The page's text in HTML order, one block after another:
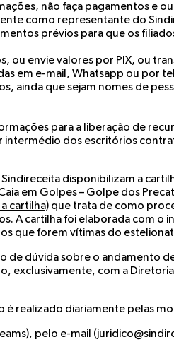
não faça pagamentos e
como representante do
prévios para que os
ou envie valores por PIX, ou
em e-mail, Whatsapp ou por
ainda que sejam nomes de
para a liberação de
dos escritórios
Sindireceita disponibilizam a
em Golpes – Golpe dos
cartilha) que trata de como
A cartilha foi elaborada com o
que forem vítimas do
de dúvida sobre o andamento
exclusivamente, com a
é realizado diariamente pelas
pelo e-mail (